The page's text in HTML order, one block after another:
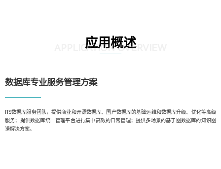
应用概述
APPLICATION OVERVIEW
数据库专业服务管理方案️
ITS数据库服务团队，提供商业和开源数据库、国产数据库的基础运维和数据库升级、优化等高级
服务；提供数据库统一管理平台进行集中高效的日常管理；提供多场景的基于图数据库的知识图
谱解决方案。